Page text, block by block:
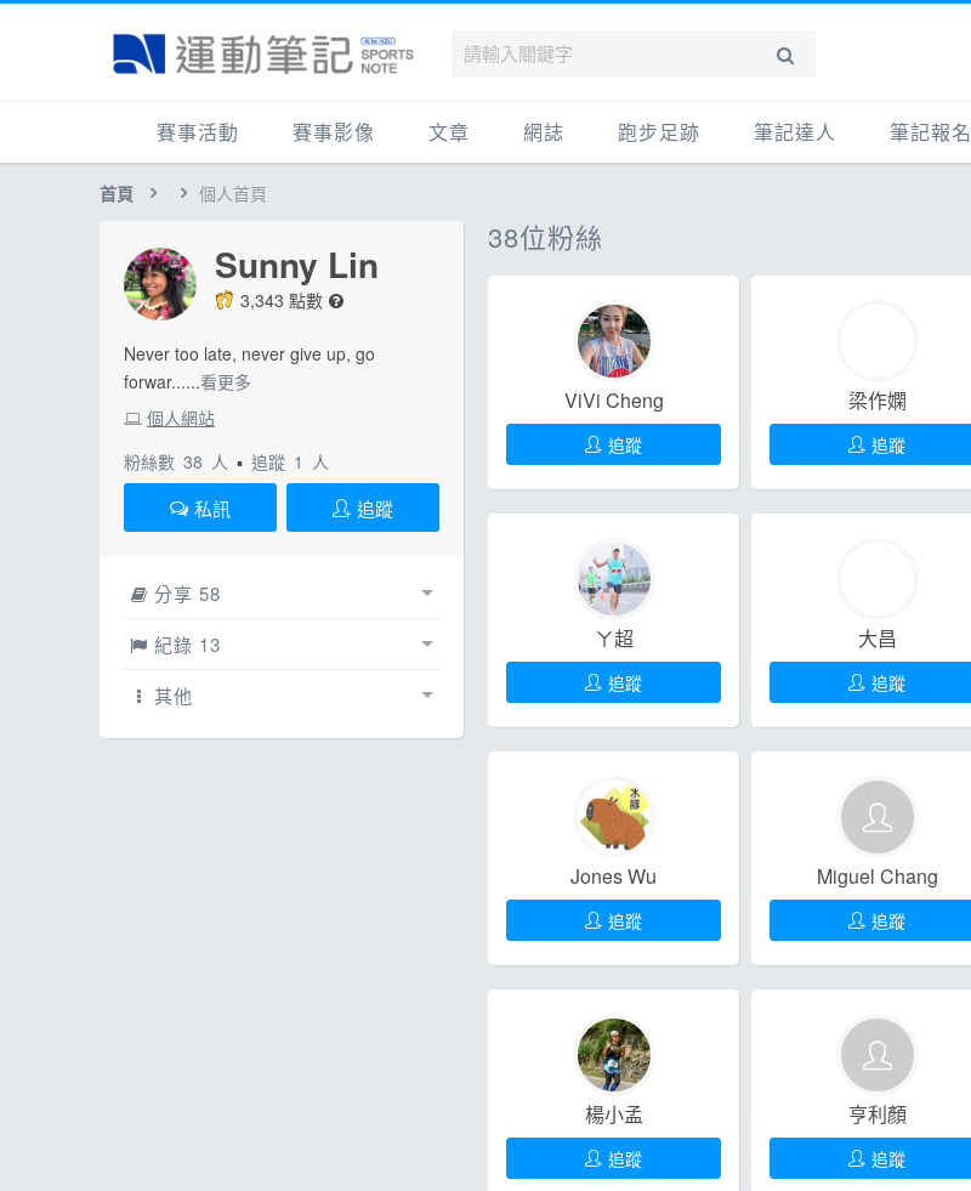
賽事活動
國內
跟著筆記跑
健康品牌風雲賞
賽事影像 文章
運動賽事
跑鞋專區
活動旅遊
網誌
品牌動態
跑鞋專區
人物故事
運科訓練
健康生活
跑步足跡
每日照片
筆記隨堂考
筆記達人 筆記報名
首頁 個人首頁
Sunny Lin
3,343 點數
Never too late, never give up, go
forwar......看更多
個人網站
粉絲數 38 人 ▪ 追蹤 1 人
私訊 追蹤
分享 58
賽事相簿
文章
網誌
53
紀錄 13
紀錄
賽事紀錄
13
其他
配速工具
38位粉絲
ViVi Cheng
追蹤
梁作嫻
追蹤
ㄚ超
追蹤
大昌
追蹤
Jones Wu
追蹤
Miguel Chang
追蹤
楊小孟
追蹤
亨利顏
追蹤